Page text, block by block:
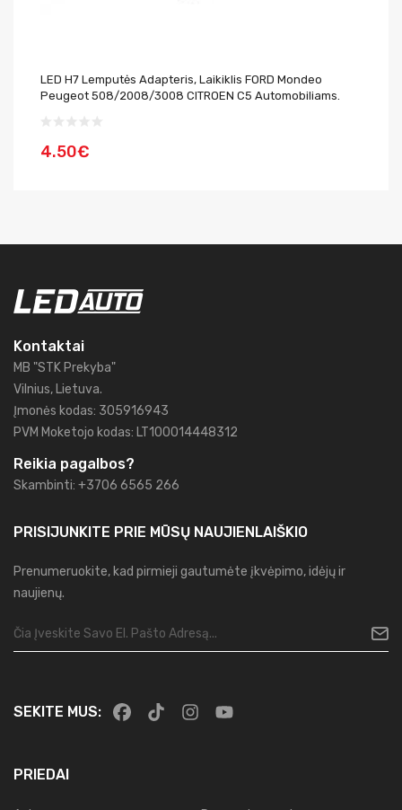
LED H7 Lemputės Adapteris, Laikiklis FORD Mondeo
Peugeot 508/2008/3008 CITROEN C5 Automobiliams.
4.50€
Kontaktai
MB "STK Prekyba"
Vilnius, Lietuva.
Įmonės kodas: 305916943
PVM Moketojo kodas: LT100014448312
Reikia pagalbos?
Skambinti: +3706 6565 266
PRISIJUNKITE PRIE MŪSŲ NAUJIENLAIŠKIO
Prenumeruokite, kad pirmieji gautumėte įkvėpimo, idėjų ir
naujienų.
SEKITE MUS:
PRIEDAI